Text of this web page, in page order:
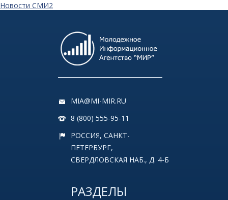
Новости СМИ2
MIA@MI-MIR.RU
8 (800) 555-95-11
РОССИЯ, САНКТ-
ПЕТЕРБУРГ,
СВЕРДЛОВСКАЯ НАБ., Д. 4-Б
РАЗДЕЛЫ